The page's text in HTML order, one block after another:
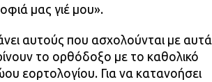
μας γιέ μου».
αυτούς που ασχολούνται με αυτά
το ορθόδοξο με το καθολικό
εορτολογίου. Για να κατανοήσει